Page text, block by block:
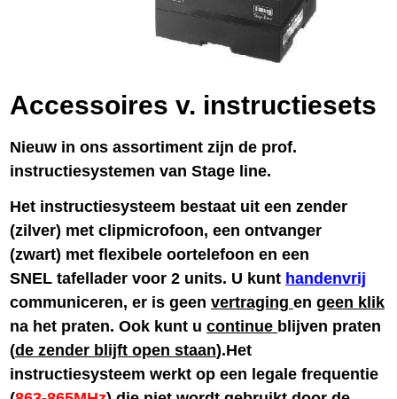
Accessoires v. instructiesets
Nieuw in ons assortiment zijn de prof.
instructiesystemen van Stage line.
Het instructiesysteem bestaat uit een zender
(zilver) met clipmicrofoon, een ontvanger
(zwart) met flexibele oortelefoon en een
SNEL tafellader voor 2 units. U kunt handenvrij
communiceren, er is geen vertraging en geen klik
na het praten. Ook kunt u continue blijven praten
(de zender blijft open staan).Het
instructiesysteem werkt op een legale frequentie